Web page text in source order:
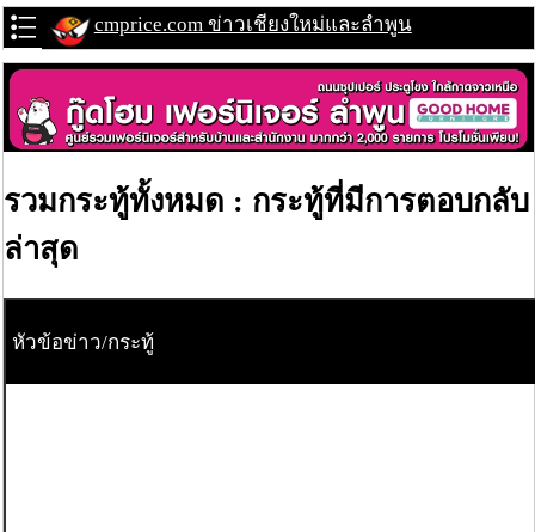
cmprice.com ข่าวเชียงใหม่และลำพูน
รวมกระทู้ทั้งหมด : กระทู้ที่มีการตอบกลับ
ล่าสุด
หัวข้อข่าว/กระทู้